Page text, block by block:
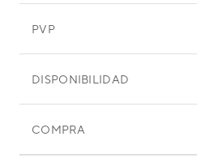
PVP
DISPONIBILIDAD
COMPRA